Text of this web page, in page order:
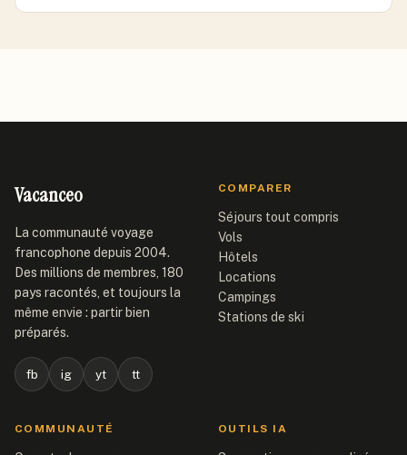
Vacanceo
La communauté voyage
francophone depuis 2004.
Des millions de membres, 180
pays racontés, et toujours la
même envie : partir bien
préparés.
fb ig yt tt
COMPARER
Séjours tout compris
Vols
Hôtels
Locations
Campings
Stations de ski
COMMUNAUTÉ OUTILS IA